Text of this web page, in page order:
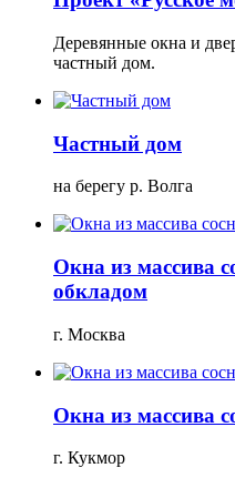
Деревянные окна и
частный дом.
Частный дом
на берегу р. Волга
Окна из массива
обкладом
г. Москва
Окна из массива
г. Кукмор